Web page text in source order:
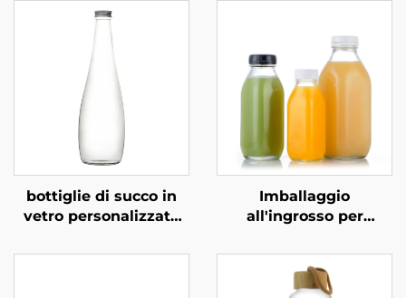
bottiglie di succo in
vetro personalizzate
500 ml per bevande
Imballaggio
all'ingrosso per
vetro quadrata da 300
ml, 500 ml e 1000 ml